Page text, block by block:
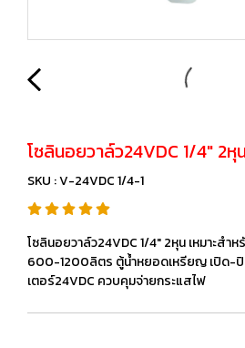
โซลินอยวาล์ว24VDC 1/4" 2หุ
SKU : V-24VDC 1/4-1
โซลินอยวาล์ว24VDC 1/4" 2หุน เหมาะสำ
600-1200ลิตร ตู้น้ำหยอดเหรียญ เปิด-ปิ
เตอร์24VDC ควบคุมจ่ายกระแสไฟ